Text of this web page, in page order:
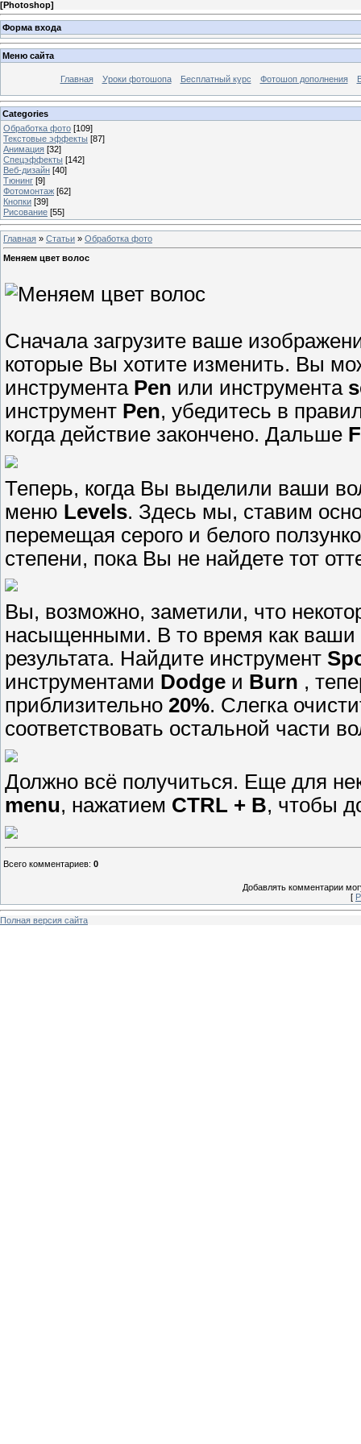
[Photoshop]
Форма входа
Меню сайта
Главная Уроки фотошопа Бесплатный курс Фотошоп дополнения
Categories
Обработка фото [109]
Текстовые эффекты [87]
Анимация [32]
Спецэффекты [142]
Веб-дизайн [40]
Тюнинг [9]
Фотомонтаж [62]
Кнопки [39]
Рисование [55]
Главная » Статьи » Обработка фото
Меняем цвет волос
Сначала загрузите ваше
которые Вы хотите изменить. Вы
инструмента Pen или инструмента
инструмент Pen, убедитесь в
когда действие закончено. Дальше
Теперь, когда Вы выделили ваши
меню Levels. Здесь мы, ставим
перемещая серого и белого
степени, пока Вы не найдете тот
Вы, возможно, заметили, что
насыщенными. В то время как ваши
результата. Найдите инструмент
инструментами Dodge и Burn ,
приблизительно 20%. Слегка
соответствовать остальной части
Должно всё получиться. Еще для
menu, нажатием CTRL + B, чтобы
Всего комментариев: 0
Добавлять комментарии
[
Полная версия сайта